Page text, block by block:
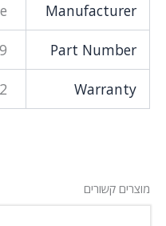
Apple
Part
70019